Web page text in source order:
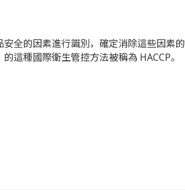
全的因素進行識別，確定消除這些因素的
這種國際衛生管控方法被稱為 HACCP。